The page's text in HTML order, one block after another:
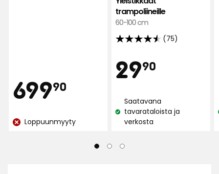
Hinta
69990
699,90
€
KatsoLoppuunmyyty
trampoliineille
60-100 cm
(75)
4.5
5:stä,
75
perusteella
2990
€
Katso
saatavuus:
Saatavana
tavarataloista ja
verkosta